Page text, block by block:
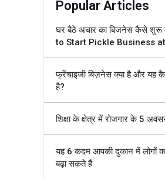
Popular Articles
घर बैठे अचार का बिजनेस कैसे
to Start Pickle Business
फ्रेंचाइजी बिज़नेस क्या है और यह
है?
शिक्षा के क्षेत्र में रोजगार के 5
यह 6 कदम आपकी दुकान में लोगों
बढ़ा सकते हैं